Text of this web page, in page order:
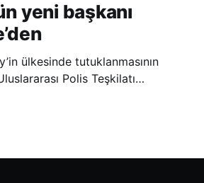
yeni başkanı
ülkesinde tutuklanmasının
Polis Teşkilatı